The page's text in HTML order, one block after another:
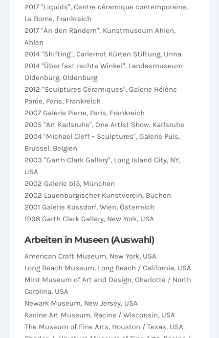
2017 "Liquids", Centre céramique contemporaine,
La Borne, Frankreich
2017 "An den Rändern", Kunstmuseum Ahlen,
Ahlen
2014 "Shifting", Carlernst Kürten Stiftung, Unna
2014 "Über fast rechte Winkel", Landesmuseum
Oldenburg, Oldenburg
2012 "Sculptures Céramiques", Galerie Hélène
Porée, Paris, Frankreich
2007 Galerie Pierre, Paris, Frankreich
2005 "Art Karlsruhe", One Artist Show, Karlsruhe
2004 "Michael Cleff – Sculptures", Galerie Puls,
Brüssel, Belgien
2003 "Garth Clark Gallery", Long Island City, NY,
USA
2002 Galerie b15, München
2002 Lauenburgischer Kunstverein, Büchen
2001 Galerie Kossdorf, Wien, Österreich
1998 Garth Clark Gallery, New York, USA
Arbeiten in Museen (Auswahl)
American Craft Museum, New York, USA
Long Beach Museum, Long Beach / California, USA
Mint Museum of Art and Design, Charlotte / North
Carolina, USA
Newark Museum, New Jersey, USA
Racine Art Museum, Racine / Wisconsin, USA
The Museum of Fine Arts, Houston / Texas, USA